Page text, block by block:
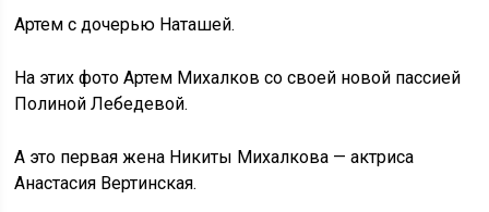
Артем с дочерью Наташей.
На этих фото Артем Михалков со своей новой пассией
Полиной Лебедевой.
А это первая жена Никиты Михалкова — актриса
Анастасия Вертинская.